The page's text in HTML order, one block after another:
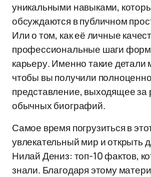
уникальными навыками,
обсуждаются в публичном
Или о том, как её личные
профессиональные шаги
карьеру. Именно такие детали
чтобы вы получили
представление, выходящее за
обычных биографий.
Самое время погрузиться в
увлекательный мир и открыть
Нилай Дениз: топ-10 фактов,
знали. Благодаря этому